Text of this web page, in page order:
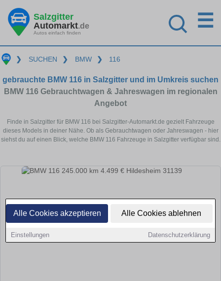
Alle Cookies akzeptieren Alle Cookies ablehnen
Einstellungen Datenschutzerklärung
Salzgitter
Automarkt.de
Autos einfach finden
☰
❯ SUCHEN ❯ BMW ❯ 116
gebrauchte BMW 116 in Salzgitter und im Umkreis suchen
BMW 116 Gebrauchtwagen & Jahreswagen im regionalen
Angebot
Finde in Salzgitter für BMW 116 bei Salzgitter-Automarkt.de gezielt Fahrzeuge
dieses Models in deiner Nähe. Ob als Gebrauchtwagen oder Jahreswagen - hier
siehst du auf einen Blick, welche BMW 116 Fahrzeuge in Salzgitter verfügbar sind.